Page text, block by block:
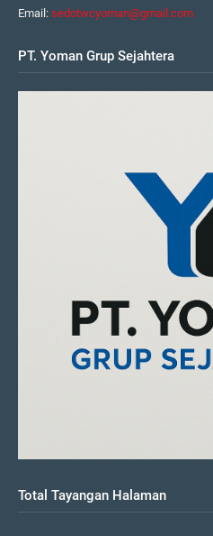
Email: sedotwcyoman@gmail.com
PT. Yoman Grup Sejahtera
Total Tayangan Halaman